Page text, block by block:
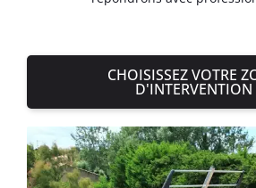
CHOISISSEZ VOTRE
D'INTERVENTION